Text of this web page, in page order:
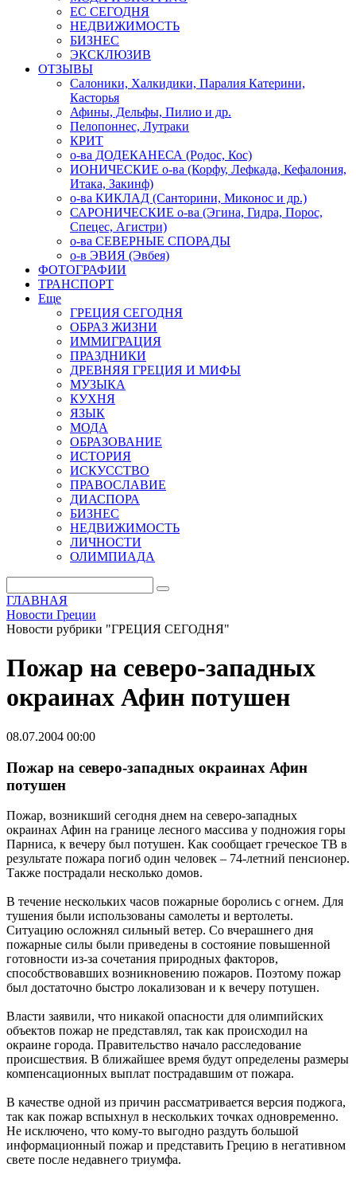
ЕС СЕГОДНЯ
НЕДВИЖИМОСТЬ
БИЗНЕС
ЭКСКЛЮЗИВ
ОТЗЫВЫ
Салоники, Халкидики, Паралия Катерини,
Касторья
Афины, Дельфы, Пилио и др.
Пелопоннес, Лутраки
КРИТ
о-ва ДОДЕКАНЕСА (Родос, Кос)
ИОНИЧЕСКИЕ о-ва (Корфу, Лефкада, Кефалония,
Итака, Закинф)
о-ва КИКЛАД (Санторини, Миконос и др.)
САРОНИЧЕСКИЕ о-ва (Эгина, Гидра, Порос,
Спецес, Агистри)
о-ва СЕВЕРНЫЕ СПОРАДЫ
о-в ЭВИЯ (Эвбея)
ФОТОГРАФИИ
ТРАНСПОРТ
Еще
ГРЕЦИЯ СЕГОДНЯ
ОБРАЗ ЖИЗНИ
ИММИГРАЦИЯ
ПРАЗДНИКИ
ДРЕВНЯЯ ГРЕЦИЯ И МИФЫ
МУЗЫКА
КУХНЯ
ЯЗЫК
МОДА
ОБРАЗОВАНИЕ
ИСТОРИЯ
ИСКУССТВО
ПРАВОСЛАВИЕ
ДИАСПОРА
БИЗНЕС
НЕДВИЖИМОСТЬ
ЛИЧНОСТИ
ОЛИМПИАДА
ГЛАВНАЯ
Новости Греции
Новости рубрики "ГРЕЦИЯ СЕГОДНЯ"
Пожар на северо-западных
окраинах Афин потушен
08.07.2004 00:00
Пожар на северо-западных окраинах Афин
потушен
Пожар, возникший сегодня днем на северо-западных
окраинах Афин на границе лесного массива у подножия горы
Парниса, к вечеру был потушен. Как сообщает греческое ТВ в
результате пожара погиб один человек – 74-летний пенсионер.
Также пострадали несколько домов.
В течение нескольких часов пожарные боролись с огнем. Для
тушения были использованы самолеты и вертолеты.
Ситуацию осложнял сильный ветер. Со вчерашнего дня
пожарные силы были приведены в состояние повышенной
готовности из-за сочетания природных факторов,
способствовавших возникновению пожаров. Поэтому пожар
был достаточно быстро локализован и к вечеру потушен.
Власти заявили, что никакой опасности для олимпийских
объектов пожар не представлял, так как происходил на
окраине города. Правительство начало расследование
происшествия. В ближайшее время будут определены размеры
компенсационных выплат пострадавшим от пожара.
В качестве одной из причин рассматривается версия поджога,
так как пожар вспыхнул в нескольких точках одновременно.
Не исключено, что кому-то выгодно раздуть большой
информационный пожар и представить Грецию в негативном
свете после недавнего триумфа.